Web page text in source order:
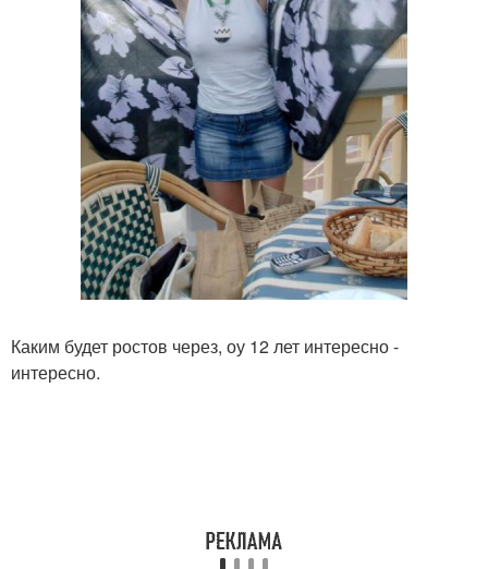
Каким будет ростов через, оу 12 лет интересно -
интересно.